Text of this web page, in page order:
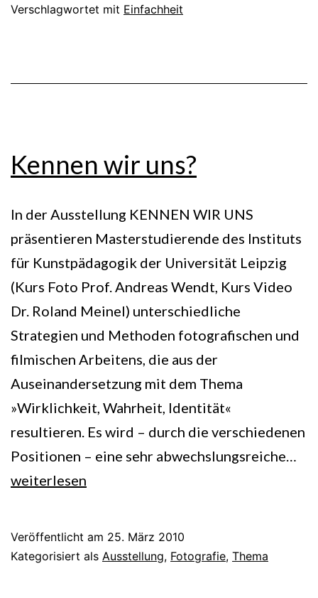
Verschlagwortet mit Einfachheit
Kennen wir uns?
In der Ausstellung KENNEN WIR UNS
präsentieren Masterstudierende des Instituts
für Kunstpädagogik der Universität Leipzig
(Kurs Foto Prof. Andreas Wendt, Kurs Video
Dr. Roland Meinel) unterschiedliche
Strategien und Methoden fotografischen und
filmischen Arbeitens, die aus der
Auseinandersetzung mit dem Thema
»Wirklichkeit, Wahrheit, Identität«
resultieren. Es wird – durch die verschiedenen
Positionen – eine sehr abwechslungsreiche…
weiterlesen
Veröffentlicht am 25. März 2010
Kategorisiert als Ausstellung, Fotografie, Thema